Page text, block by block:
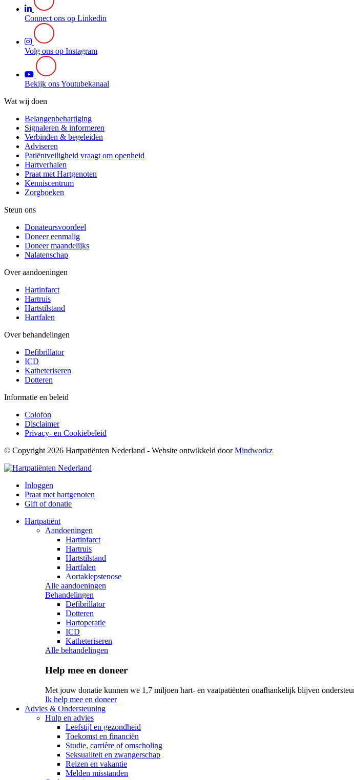
Connect ons op Linkedin
Volg ons op Instagram
Bekijk ons Youtubekanaal
Wat wij doen
Belangenbehartiging
Signaleren & informeren
Verbinden & begeleiden
Adviseren
Patiëntveiligheid vraagt om openheid
Hartverhalen
Praat met Hartgenoten
Kenniscentrum
Zorgboeken
Steun ons
Donateursvoordeel
Doneer eenmalig
Doneer maandelijks
Nalatenschap
Over aandoeningen
Hartinfarct
Hartruis
Hartstilstand
Hartfalen
Over behandelingen
Defibrillator
ICD
Katheteriseren
Dotteren
Informatie en beleid
Colofon
Disclaimer
Privacy- en Cookiebeleid
© Copyright 2026 Hartpatiënten Nederland - Website ontwikkeld doorMindworkz
Inloggen
Praat met hartgenoten
Gift of donatie
Hartpatiënt
Aandoeningen
Hartinfarct
Hartruis
Hartstilstand
Hartfalen
Aortaklepstenose
Alle aandoeningen
Behandelingen
Defibrillator
Dotteren
Hartoperatie
ICD
Katheteriseren
Alle behandelingen
Help mee en doneer
Met jouw donatie kunnen we 1,7 miljoen hart- en vaatpatiënten onafhankelijk blijven
Ik help mee en doneer
Advies & Ondersteuning
Hulp en advies
Leefstijl en gezondheid
Toekomst en financiën
Studie, carrière of omscholing
Seksualiteit en zwangerschap
Reizen en vakantie
Melden misstanden